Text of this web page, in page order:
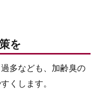
を
多なども、加齢臭の
くします。